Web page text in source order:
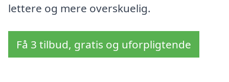
lettere og mere overskuelig.
Få 3 tilbud, gratis og uforpligtende